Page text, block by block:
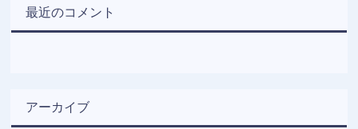
最近のコメント
アーカイブ